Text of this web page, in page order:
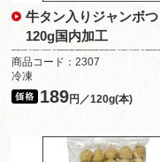
牛タン入りジャンボ
120g国内加工
商品コード：2307
冷凍
189円／120g(本)